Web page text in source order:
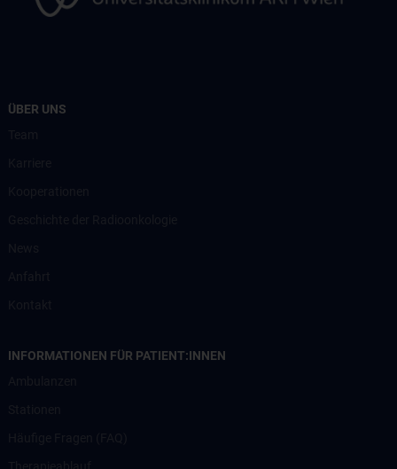
ÜBER UNS
INFORMATIONEN FÜR PATIENT:INNEN